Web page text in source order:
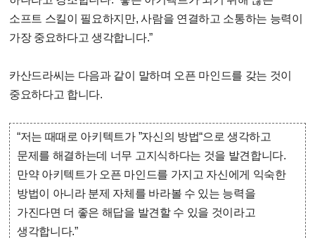
소프트 스킬이 필요하지만, 사람을 연결하고 소통하는 능력이
가장 중요하다고 생각합니다.”
카산드라씨는 다음과 같이 말하며 오픈 마인드를 갖는 것이
중요하다고 합니다.
“저는 때때로 아키텍트가 ”자신의 방법“으로 생각하고
문제를 해결하는데 너무 고지식하다는 것을 발견합니다.
만약 아키텍트가 오픈 마인드를 가지고 자신에게 익숙한
방법이 아니라 분제 자체를 바라볼 수 있는 능력을
가진다면 더 좋은 해답을 발견할 수 있을 것이라고
생각합니다.”